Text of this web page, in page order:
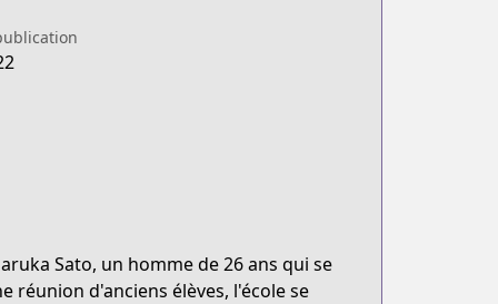
Sato, un homme de 26 ans qui se
d'anciens élèves, l'école se